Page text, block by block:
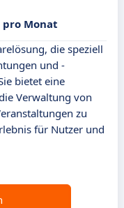
pro Monat
die speziell
und -
bietet eine
Verwaltung von
zu
für Nutzer und